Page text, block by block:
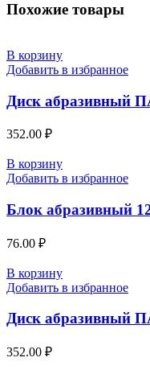
Похожие товары
В корзину
Добавить в избранное
Диск абразивный
352.00 ₽
В корзину
Добавить в избранное
Блок абразивный
76.00 ₽
В корзину
Добавить в избранное
Диск абразивный
352.00 ₽